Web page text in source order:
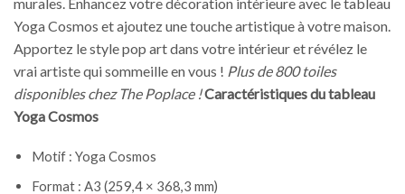
Yoga Cosmos et ajoutez une touche artistique à votre maison.
Apportez le style pop art dans votre intérieur et révélez le
vrai artiste qui sommeille en vous ! Plus de 800 toiles
disponibles chez The Poplace !Caractéristiques du tableau
Yoga Cosmos
Motif : Yoga Cosmos
Format : A3 (259,4 × 368,3 mm)